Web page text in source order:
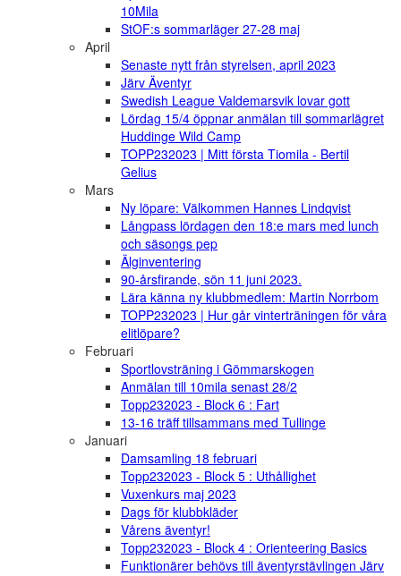
10Mila
StOF:s sommarläger 27-28 maj
April
Senaste nytt från styrelsen, april 2023
Järv Äventyr
Swedish League Valdemarsvik lovar gott
Lördag 15/4 öppnar anmälan till sommarlägret
Huddinge Wild Camp
TOPP232023 | Mitt första Tiomila - Bertil
Gelius
Mars
Ny löpare: Välkommen Hannes Lindqvist
Långpass lördagen den 18:e mars med lunch
och säsongs pep
Älginventering
90-årsfirande, sön 11 juni 2023.
Lära känna ny klubbmedlem: Martin Norrbom
TOPP232023 | Hur går vinterträningen för våra
elitlöpare?
Februari
Sportlovsträning i Gömmarskogen
Anmälan till 10mila senast 28/2
Topp232023 - Block 6 : Fart
13-16 träff tillsammans med Tullinge
Januari
Damsamling 18 februari
Topp232023 - Block 5 : Uthållighet
Vuxenkurs maj 2023
Dags för klubbkläder
Vårens äventyr!
Topp232023 - Block 4 : Orienteering Basics
Funktionärer behövs till äventyrstävlingen Järv